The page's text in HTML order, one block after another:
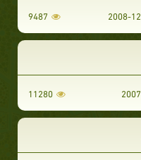
9487
11280